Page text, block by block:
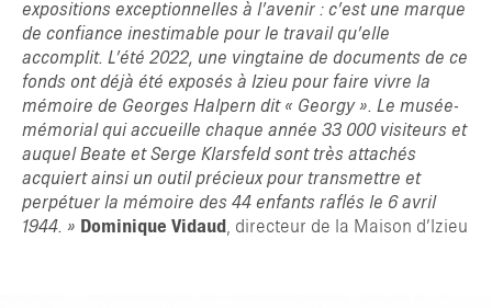
expositions exceptionnelles à l’avenir : c’est une marque
de confiance inestimable pour le travail qu’elle
accomplit. L’été 2022, une vingtaine de documents de ce
fonds ont déjà été exposés à Izieu pour faire vivre la
mémoire de Georges Halpern dit « Georgy ». Le musée-
mémorial qui accueille chaque année 33 000 visiteurs et
auquel Beate et Serge Klarsfeld sont très attachés
acquiert ainsi un outil précieux pour transmettre et
perpétuer la mémoire des 44 enfants raflés le 6 avril
1944. » Dominique Vidaud, directeur de la Maison d’Izieu